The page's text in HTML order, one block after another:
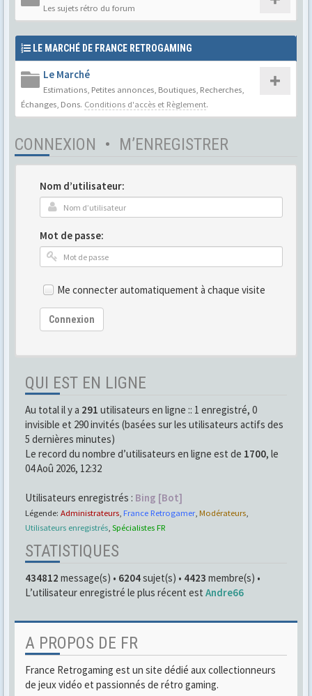
Les sujets rétro du forum
LE MARCHÉ DE FRANCE RETROGAMING
Le Marché
Estimations, Petites annonces, Boutiques, Recherches,
Échanges, Dons. Conditions d'accès et Règlement.
CONNEXION • M’ENREGISTRER
Nom d’utilisateur:
Mot de passe:
Me connecter automatiquement à chaque visite
Connexion
QUI EST EN LIGNE
Au total il y a 291 utilisateurs en ligne :: 1 enregistré, 0
invisible et 290 invités (basées sur les utilisateurs actifs des
5 dernières minutes)
Le record du nombre d’utilisateurs en ligne est de 1700, le
04 Aoû 2026, 12:32
Utilisateurs enregistrés : Bing [Bot]
Légende: Administrateurs France Retrogamer, Modérateurs
Utilisateurs enregistrés Spécialistes FR
STATISTIQUES
434812 message(s) • 6204sujet(s) • 4423 membre(s) •
L’utilisateur enregistré le plus récent est Andre66
A PROPOS DE FR
France Retrogaming est un site dédié aux collectionneurs
de jeux vidéo et passionnés de rétro gaming.